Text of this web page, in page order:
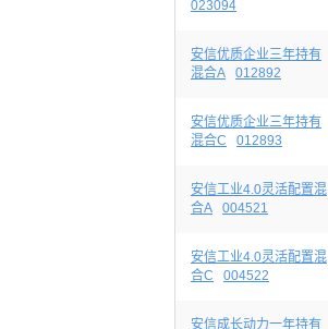
023094
安信优质企业三年持有
混合A
012892
安信优质企业三年持有
混合C
012893
安信工业4.0灵活配置混
合A
004521
安信工业4.0灵活配置混
合C
004522
安信成长动力一年持有